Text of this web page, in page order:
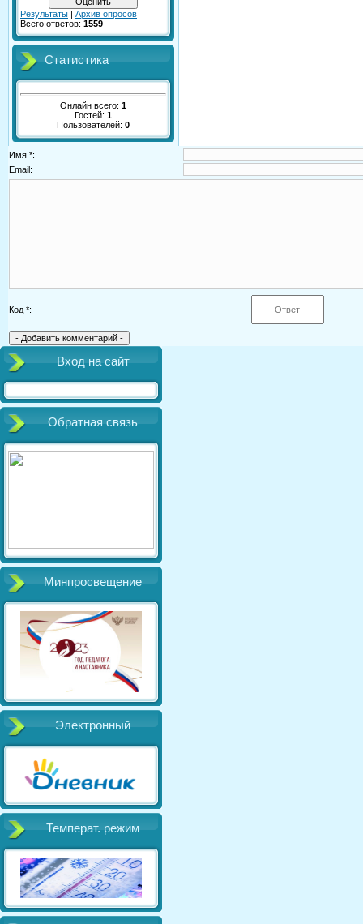
Результаты | Архив опросов
Всего ответов: 1559
Статистика
Онлайн всего: 1
Гостей: 1
Пользователей: 0
Имя *:
Email:
Код *:
Вход на сайт
Обратная связь
Минпросвещение
Электронный
Температ. режим